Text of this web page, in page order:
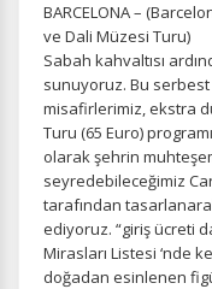
Daha fazla bilgi için
gizlilik koşullarını
Zorunlu Çerezler
Oturum yönetimi,
gereklidir. Bu
devre dışı
BARCELONA –
ve Dali Müzesi Turu)
Sabah kahvaltısı
sunuyoruz. Bu
misafirlerimiz, ekstra
Turu (65 Euro)
olarak şehrin
seyredebileceğimiz
tarafından
ediyoruz. “giriş ücreti
Mirasları Listesi ‘nde
doğadan esinlenen